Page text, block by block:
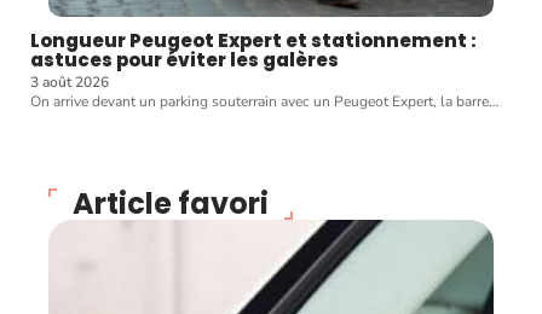
Longueur Peugeot Expert et stationnement :
astuces pour éviter les galères
3 août 2026
On arrive devant un parking souterrain avec un Peugeot Expert, la barre…
Article favori